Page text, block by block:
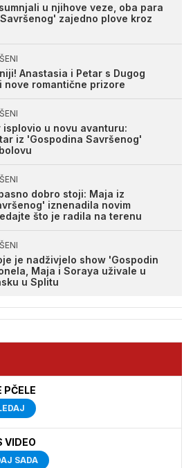
u njihove veze, oba para
zajedno plove kroz
Anastasia i Petar s Dugog
nove romantične prizore
u novu avanturu:
iz 'Gospodina Savršenog'
dobro stoji: Maja iz
iznenadila novim
što je radila na terenu
je nadživjelo show 'Gospodin
Maja i Soraya uživale u
u Splitu
PČELE
VIDEO
SADA